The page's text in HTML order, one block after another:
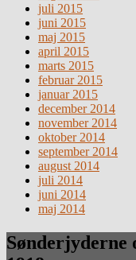
juli 2015
juni 2015
maj 2015
april 2015
marts 2015
februar 2015
januar 2015
december 2014
november 2014
oktober 2014
september 2014
august 2014
juli 2014
juni 2014
maj 2014
Sønderjyderne